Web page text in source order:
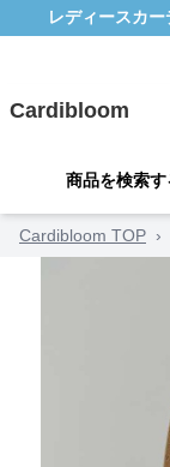
レディースカ
Cardibloom
商品を検索す
Cardibloom TOP ›